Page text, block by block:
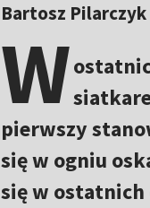
Bartosz Pilarczyk
W
pierwszy
się w ogniu
się w